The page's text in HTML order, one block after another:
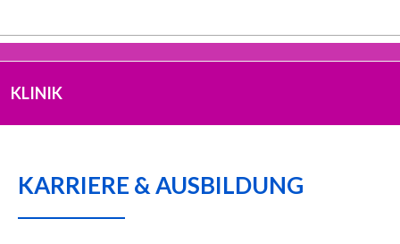
KLINIK
KARRIERE & AUSBILDUNG